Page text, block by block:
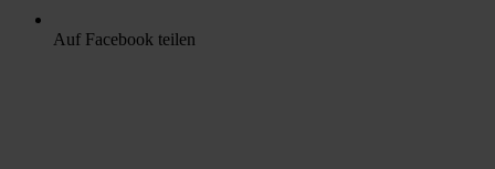
Auf Facebook teilen